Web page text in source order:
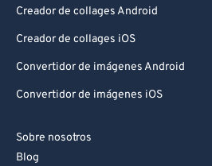
Creador de collages Android
Creador de collages iOS
Convertidor de imágenes Android
Convertidor de imágenes iOS
Sobre nosotros
Blog